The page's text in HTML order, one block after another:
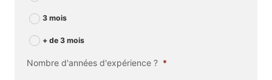
3 mois
+ de 3 mois
Nombre d'années d'expérience ? *